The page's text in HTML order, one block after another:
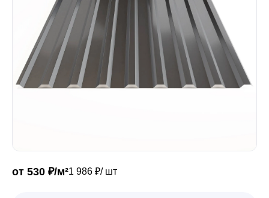
Забор
Кровля
Профили для гипсокартона
от 530 ₽/м²1 986 ₽/ шт